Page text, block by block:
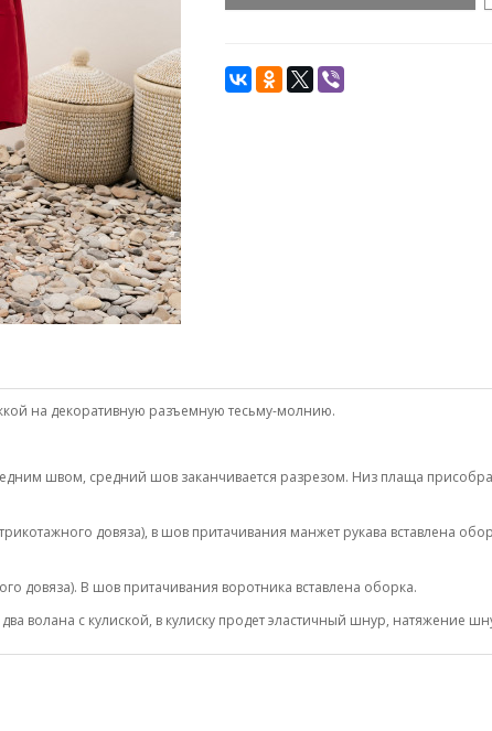
на декоративную разъемную тесьму-молнию.
швом, средний шов заканчивается разрезом. Низ плаща
довяза), в шов притачивания манжет рукава вставлена
довяза). В шов притачивания воротника вставлена оборка.
волана с кулиской, в кулиску продет эластичный шнур, натяжение